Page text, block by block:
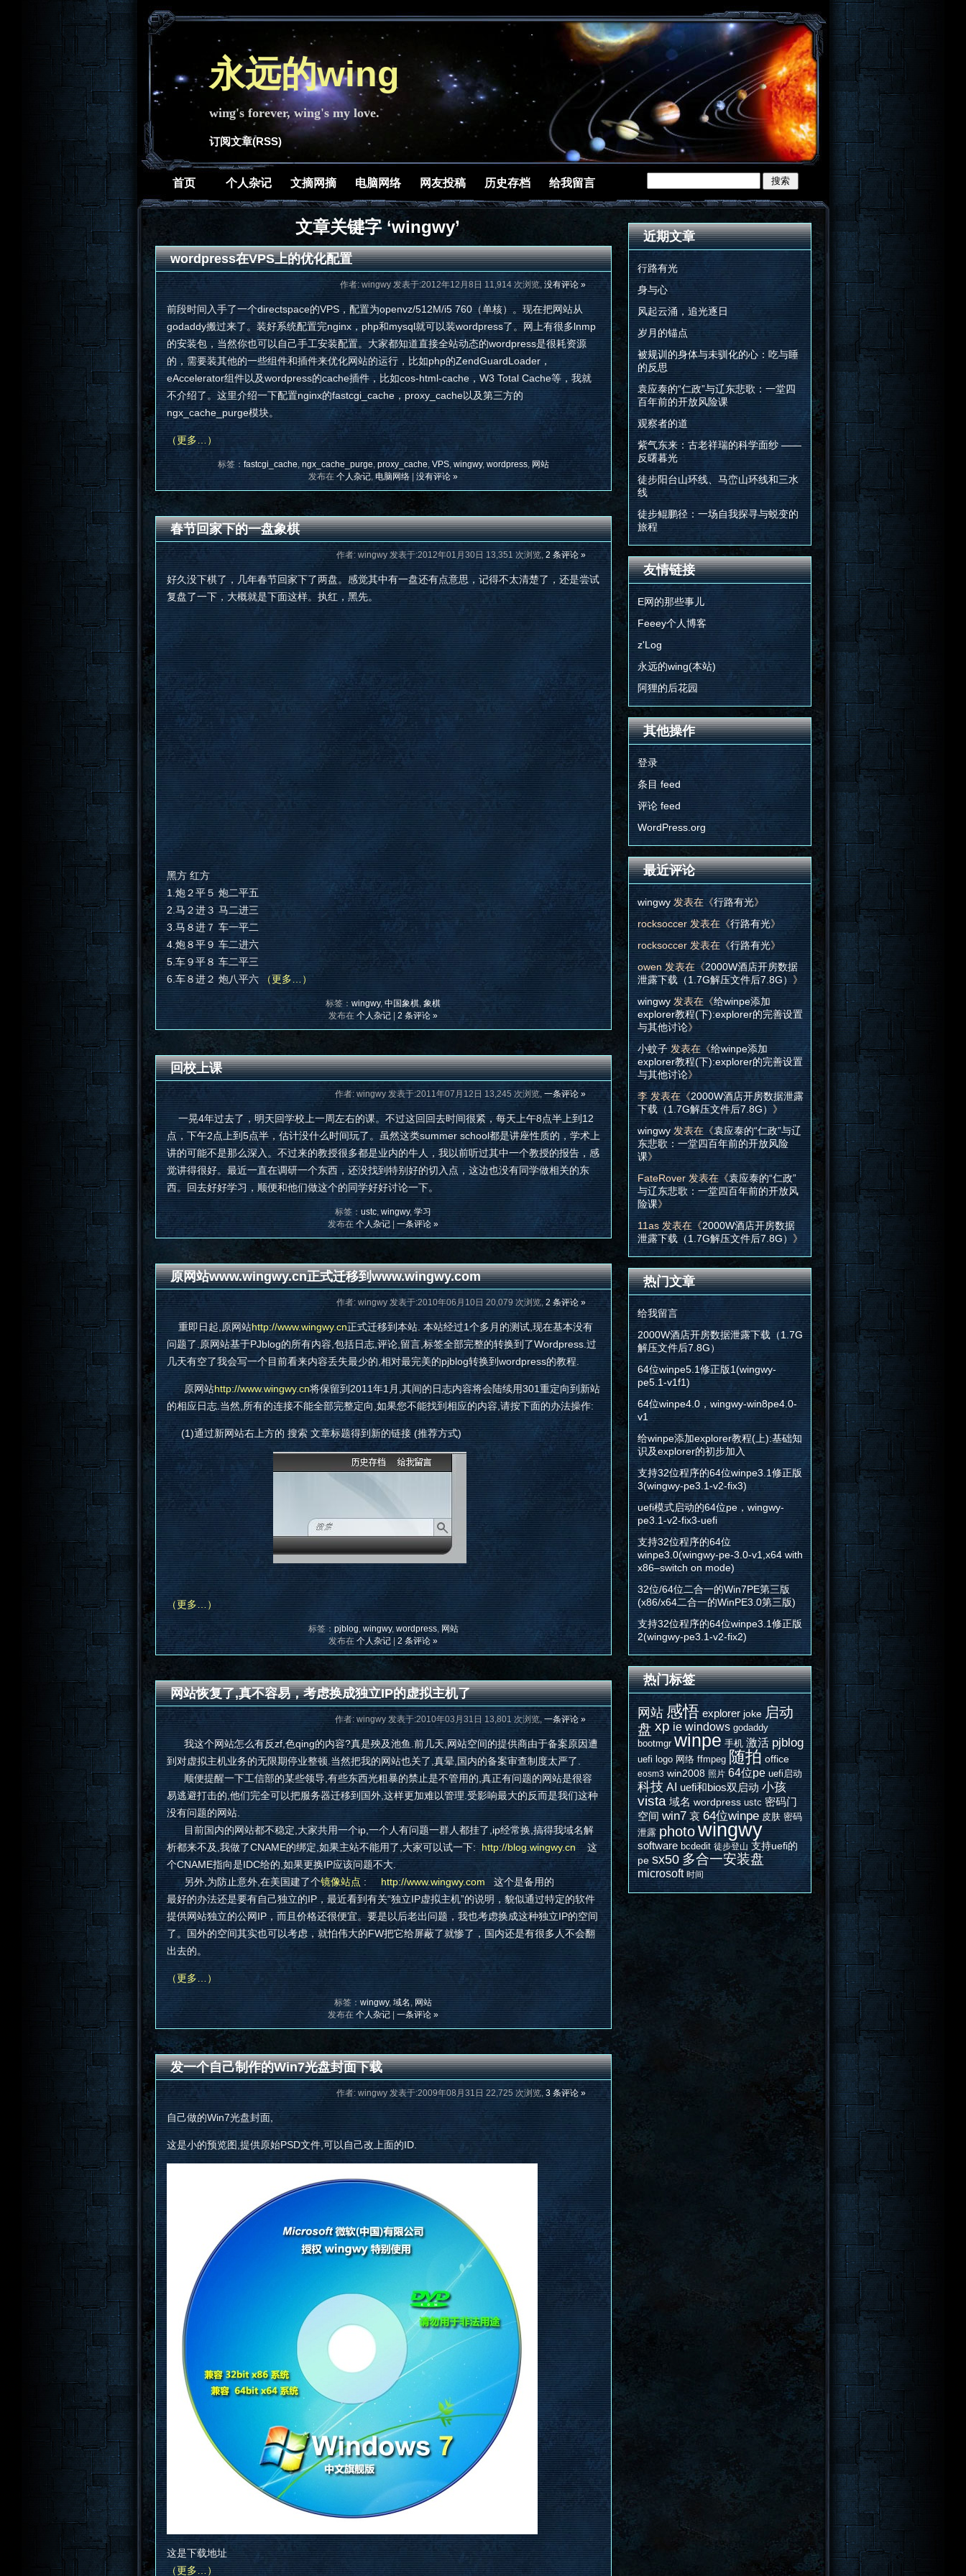
永远的wing
wing's forever, wing's my love.
订阅文章(RSS)
首页 个人杂记 文摘网摘 电脑网络 网友投稿 历史存档 给我留言
文章关键字 ‘wingwy’
wordpress在VPS上的优化配置
作者: wingwy 发表于:2012年12月8日 11,914 次浏览, 没有评论 »
前段时间入手了一个directspace的VPS，配置为openvz/512M/i5 760（单核）。现在把网站从
godaddy搬过来了。装好系统配置完nginx，php和mysql就可以装wordpress了。网上有很多lnmp
的安装包，当然你也可以自己手工安装配置。大家都知道直接全站动态的wordpress是很耗资源
的，需要装其他的一些组件和插件来优化网站的运行，比如php的ZendGuardLoader，
eAccelerator组件以及wordpress的cache插件，比如cos-html-cache，W3 Total Cache等，我就
不介绍了。这里介绍一下配置nginx的fastcgi_cache，proxy_cache以及第三方的
ngx_cache_purge模块。
（更多…）
标签： fastcgi_cache, ngx_cache_purge, proxy_cache, VPS, wingwy, wordpress, 网站
发布在个人杂记, 电脑网络 | 没有评论 »
春节回家下的一盘象棋
作者: wingwy 发表于:2012年01月30日 13,351 次浏览, 2 条评论 »
好久没下棋了，几年春节回家下了两盘。感觉其中有一盘还有点意思，记得不太清楚了，还是尝试
复盘了一下，大概就是下面这样。执红，黑先。
黑方 红方
1.炮２平５ 炮二平五
2.马２进３ 马二进三
3.马８进７ 车一平二
4.炮８平９ 车二进六
5.车９平８ 车二平三
6.车８进２ 炮八平六
（更多…）
标签： wingwy, 中国象棋, 象棋
发布在 个人杂记| 2 条评论 »
回校上课
作者: wingwy 发表于:2011年07月12日 13,245 次浏览, 一条评论 »
一晃4年过去了，明天回学校上一周左右的课。不过这回回去时间很紧，每天上午8点半上到12
点，下午2点上到5点半，估计没什么时间玩了。虽然这类summer school都是讲座性质的，学术上
讲的可能不是那么深入。不过来的教授很多都是业内的牛人，我以前听过其中一个教授的报告，感
觉讲得很好。最近一直在调研一个东西，还没找到特别好的切入点，这边也没有同学做相关的东
西。回去好好学习，顺便和他们做这个的同学好好讨论一下。
标签： ustc,wingwy,学习
发布在个人杂记 |一条评论 »
原网站www.wingwy.cn正式迁移到www.wingwy.com
作者: wingwy 发表于:2010年06月10日 20,079 次浏览, 2 条评论 »
重即日起,原网站http://www.wingwy.cn正式迁移到本站. 本站经过1个多月的测试,现在基本没有
问题了.原网站基于PJblog的所有内容,包括日志,评论,留言,标签全部完整的转换到了Wordpress.过
几天有空了我会写一个目前看来内容丢失最少的,相对最完美的pjblog转换到wordpress的教程.
原网站http://www.wingwy.cn将保留到2011年1月,其间的日志内容将会陆续用301重定向到新站
的相应日志.当然,所有的连接不能全部完整定向,如果您不能找到相应的内容,请按下面的办法操作:
(1)通过新网站右上方的 搜索 文章标题得到新的链接 (推荐方式)
（更多…）
标签：pjblog,wingwy,wordpress, 网站
发布在个人杂记|2 条评论 »
网站恢复了,真不容易，考虑换成独立IP的虚拟主机了
作者: wingwy 发表于:2010年03月31日 13,801 次浏览, 一条评论 »
我这个网站怎么有反zf,色qing的内容?真是殃及池鱼.前几天,网站空间的提供商由于备案原因遭
到对虚拟主机业务的无限期停业整顿.当然把我的网站也关了,真晕,国内的备案审查制度太严了.
顺便提醒一下工信部的某些领导,有些东西光粗暴的禁止是不管用的,真正有问题的网站是很容
易逃避打击的,他们完全可以把服务器迁移到国外,这样更加难以管理.受影响最大的反而是我们这种
没有问题的网站.
目前国内的网站都不稳定,大家共用一个ip,一个人有问题一群人都挂了,ip经常换,搞得我域名解
析都来不及,我做了CNAME的绑定,如果主站不能用了,大家可以试一下: http://blog.wingwy.cn 这
个CNAME指向是IDC给的,如果更换IP应该问题不大.
另外,为防止意外,在美国建了个镜像站点:http://www.wingwy.com 这个是备用的
最好的办法还是要有自己独立的IP，最近看到有关“独立IP虚拟主机”的说明，貌似通过特定的软件
提供网站独立的公网IP，而且价格还很便宜。要是以后老出问题，我也考虑换成这种独立IP的空间
了。国外的空间其实也可以考虑，就怕伟大的FW把它给屏蔽了就惨了，国内还是有很多人不会翻
出去的。
（更多…）
标签： wingwy, 域名, 网站
发布在 个人杂记 一条评论 »
发一个自己制作的Win7光盘封面下载
作者: wingwy 发表于:2009年08月31日 22,725 次浏览, 3 条评论 »
自己做的Win7光盘封面,
这是小的预览图,提供原始PSD文件,可以自己改上面的ID.
这是下载地址
（更多…）
近期文章
行路有光
身与心
风起云涌，追光逐日
岁月的锚点
被规训的身体与未驯化的心：吃与睡
的反思
袁应泰的“仁政”与辽东悲歌：一堂四
百年前的开放风险课
观察者的道
紫气东来：古老祥瑞的科学面纱 ——
反曙暮光
徒步阳台山环线、马峦山环线和三水
线
徒步鲲鹏径：一场自我探寻与蜕变的
旅程
友情链接
E网的那些事儿
Feeey个人博客
z'Log
永远的wing(本站)
阿狸的后花园
其他操作
登录
条目 feed
评论 feed
WordPress.org
最近评论
wingwy发表在《行路有光》
rocksoccer发表在《行路有光》
rocksoccer发表在《行路有光》
owen 发表在《2000W酒店开房数据
泄露下载（1.7G解压文件后7.8G） 》
wingwy发表在《给winpe添加
explorer教程(下):explorer的完善设置
与其他讨论》
小蚊子发表在《给winpe添加
explorer教程(下):explorer的完善设置
与其他讨论》
李发表在《2000W酒店开房数据泄露
下载（1.7G解压文件后7.8G） 》
wingwy发表在《袁应泰的“仁政”与辽
东悲歌：一堂四百年前的开放风险
课》
FateRover发表在《袁应泰的“仁政”
与辽东悲歌：一堂四百年前的开放风
险课》
11as发表在《2000W酒店开房数据
泄露下载（1.7G解压文件后7.8G） 》
热门文章
给我留言
2000W酒店开房数据泄露下载（1.7G
解压文件后7.8G）
64位winpe5.1修正版1(wingwy-
pe5.1-v1f1)
64位winpe4.0，wingwy-win8pe4.0-
v1
给winpe添加explorer教程(上):基础知
识及explorer的初步加入
支持32位程序的64位winpe3.1修正版
3(wingwy-pe3.1-v2-fix3)
uefi模式启动的64位pe，wingwy-
pe3.1-v2-fix3-uefi
支持32位程序的64位
winpe3.0(wingwy-pe-3.0-v1,x64 with
x86–switch on mode)
32位/64位二合一的Win7PE第三版
(x86/x64二合一的WinPE3.0第三版)
支持32位程序的64位winpe3.1修正版
2(wingwy-pe3.1-v2-fix2)
热门标签
网站 感悟 explorer joke 启动
盘 xp ie windows godaddy
bootmgr winpe 手机 激活 pjblog
uefi logo 网络 ffmpeg 随拍 office
eosm3 win2008 照片 64位pe uefi启动
科技 AI uefi和bios双启动 小孩
vista 域名 wordpress ustc 密码门
空间 win7 哀 64位winpe 皮肤 密码
泄露 photowingwy
software bcdedit 徒步登山 支持uefi的
pe sx50 多合一安装盘
microsoft 时间